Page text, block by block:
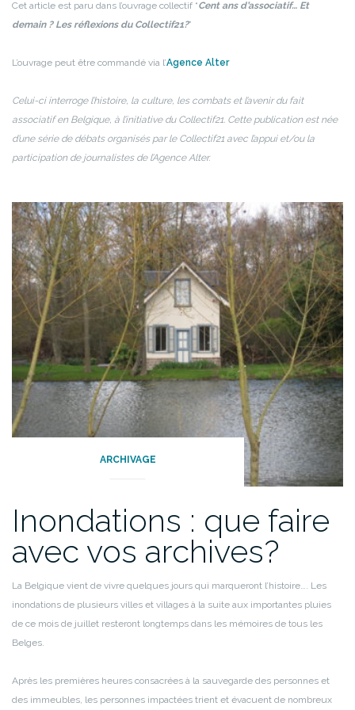
Cet article est paru dans l’ouvrage collectif “Cent ans d’associatif… Et
demain ? Les réflexions du Collectif21?”
L’ouvrage peut être commandé via l’Agence Alter
Celui-ci interroge l’histoire, la culture, les combats et l’avenir du fait
associatif en Belgique, à l’initiative du Collectif21. Cette publication est née
d’une série de débats organisés par le Collectif21 avec l’appui et/ou la
participation de journalistes de l’Agence Alter.
ARCHIVAGE
Inondations : que faire
avec vos archives?
La Belgique vient de vivre quelques jours qui marqueront l’histoire…. Les
inondations de plusieurs villes et villages à la suite aux importantes pluies
de ce mois de juillet resteront longtemps dans les mémoires de tous les
Belges.
Après les premières heures consacrées à la sauvegarde des personnes et
des immeubles, les personnes impactées trient et évacuent de nombreux